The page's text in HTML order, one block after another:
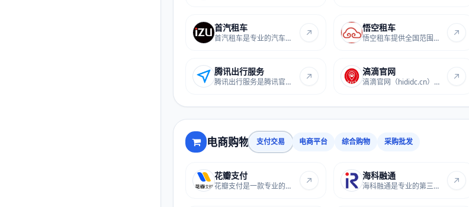
首汽租车
首汽租车是专业的汽车租赁站点，提供自驾、商...
悟空租车
悟空租车提供全国范围内的自驾租车服务，涵盖...
腾讯出行服务
腾讯出行服务是腾讯官方推出的综合性出行平台...
滈滴官网
滈滴官网（hididc.cn）是一家专业的IDC服务提...
电商购物 支付交易 电商平台 综合购物 采购批发
花瓣支付
花瓣支付是一款专业的在线收款工具，提供安全...
海科融通
海科融通是专业的第三方支付服务商，提供全面...